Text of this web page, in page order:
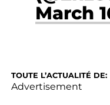
March
TOUTE L’ACTUALITÉ DE:
Advertisement